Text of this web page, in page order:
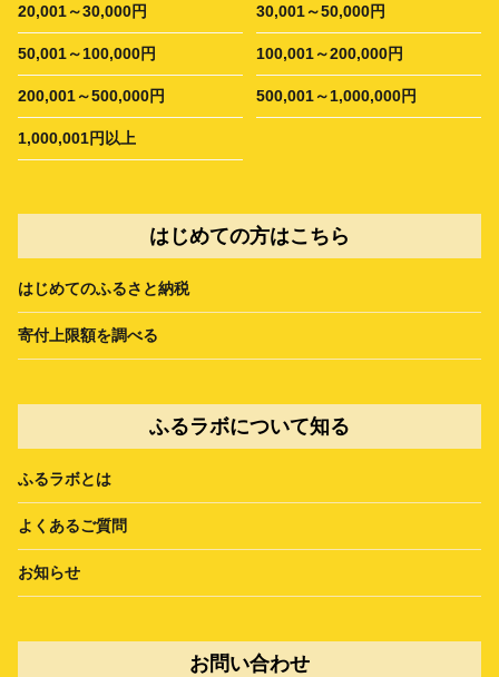
20,001～30,000円 30,001～50,000円
50,001～100,000円 100,001～200,000円
200,001～500,000円 500,001～1,000,000円
1,000,001円以上
はじめての方はこちら
はじめてのふるさと納税
寄付上限額を調べる
ふるラボについて知る
ふるラボとは
よくあるご質問
お知らせ
お問い合わせ